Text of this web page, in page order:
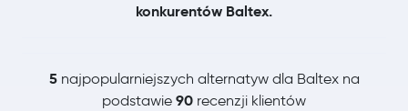
konkurentów Baltex.
5najpopularniejszych alternatyw dla Baltex na
podstawie 90 recenzji klientów